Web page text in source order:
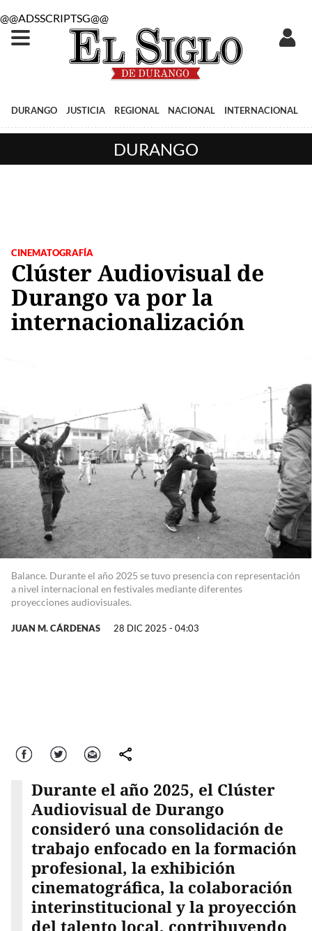
@@ADSSCRIPTSG@@
DURANGO JUSTICIA REGIONAL NACIONAL INTERNACIONAL
DURANGO
CINEMATOGRAFÍA
Clúster Audiovisual de
Durango va por la
internacionalización
Balance. Durante el año 2025 se tuvo presencia con representación
a nivel internacional en festivales mediante diferentes
proyecciones audiovisuales.
JUAN M. CÁRDENAS 28 DIC 2025 - 04:03
Facebook Twitter Correo comparte
Durante el año 2025, el Clúster
Audiovisual de Durango
consideró una consolidación de
trabajo enfocado en la formación
profesional, la exhibición
cinematográfica, la colaboración
interinstitucional y la proyección
del talento local, contribuyendo